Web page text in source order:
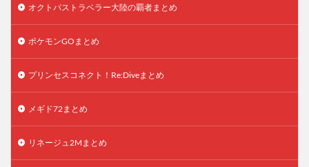
オクトパストラベラー大陸の覇者まとめ
ポケモンGOまとめ
プリンセスコネクト！Re:Diveまとめ
メギド72まとめ
リネージュ2Mまとめ